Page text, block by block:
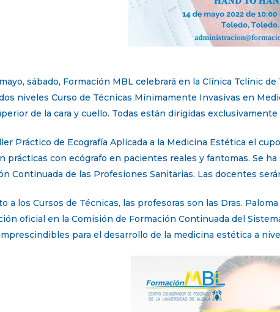
sábado, Formación MBL celebrará en la Clínica Tclinic
niveles Curso de Técnicas Mínimamente Invasivas en
de la cara y cuello. Todas están dirigidas exclusivamente
Práctico de Ecografía Aplicada a la Medicina Estética el
prácticas con ecógrafo en pacientes reales y fantomas. Se
Continuada de las Profesiones Sanitarias. Las docentes
a los Cursos de Técnicas, las profesoras son las Dras.
oficial en la Comisión de Formación Continuada del
para el desarrollo de la medicina estética a